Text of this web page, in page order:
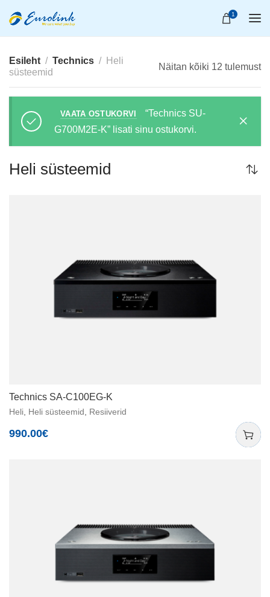
1
Esileht Technics
Heli
süsteemid
Näitan kõiki 12 tulemust
VAATA OSTUKORVI
“Technics SU-
G700M2E-K” lisati sinu ostukorvi.
Heli süsteemid
Technics SA-C100EG-K
Heli Heli süsteemid Resiiverid
990.00€